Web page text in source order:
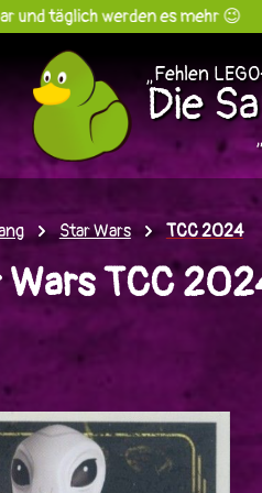
werden es mehr 😉 +++
„Fehlen
Die
Star Wars TCC 2024
Wars TCC